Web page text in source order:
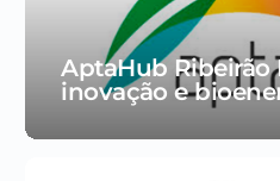
AptaHub Ribeirão
inovação e